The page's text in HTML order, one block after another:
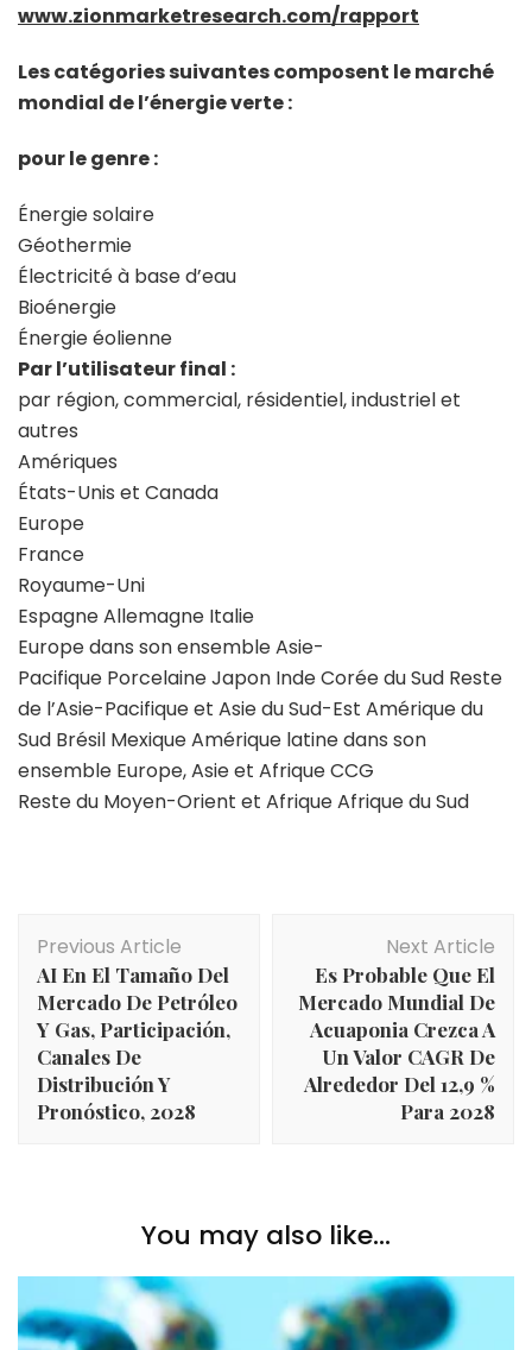
www.zionmarketresearch.com/rapport
Les catégories suivantes composent le marché
mondial de l’énergie verte :
pour le genre :
Énergie solaire
Géothermie
Électricité à base d’eau
Bioénergie
Énergie éolienne
Par l’utilisateur final :
par région, commercial, résidentiel, industriel et
autres
Amériques
États-Unis et Canada
Europe
France
Royaume-Uni
Espagne Allemagne Italie
Europe dans son ensemble Asie-
Pacifique Porcelaine Japon Inde Corée du Sud Reste
de l’Asie-Pacifique et Asie du Sud-Est Amérique du
Sud Brésil Mexique Amérique latine dans son
ensemble Europe, Asie et Afrique CCG
Reste du Moyen-Orient et Afrique Afrique du Sud
Navigation
Previous Article
AI En El Tamaño Del
Mercado De Petróleo
Y Gas, Participación,
Canales De
Distribución Y
Pronóstico, 2028
Next Article
Es Probable Que El
Mercado Mundial De
Acuaponia Crezca A
Un Valor CAGR De
Alrededor Del 12,9 %
Para 2028
You may also like...